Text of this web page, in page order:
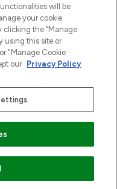
54 80538 Munich
will be
your cookie
clicking the “Manage
using this site or
"Manage Cookie
our Privacy Policy